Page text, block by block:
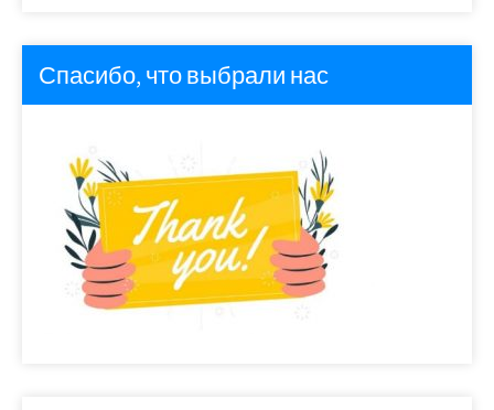
Спасибо, что выбрали нас